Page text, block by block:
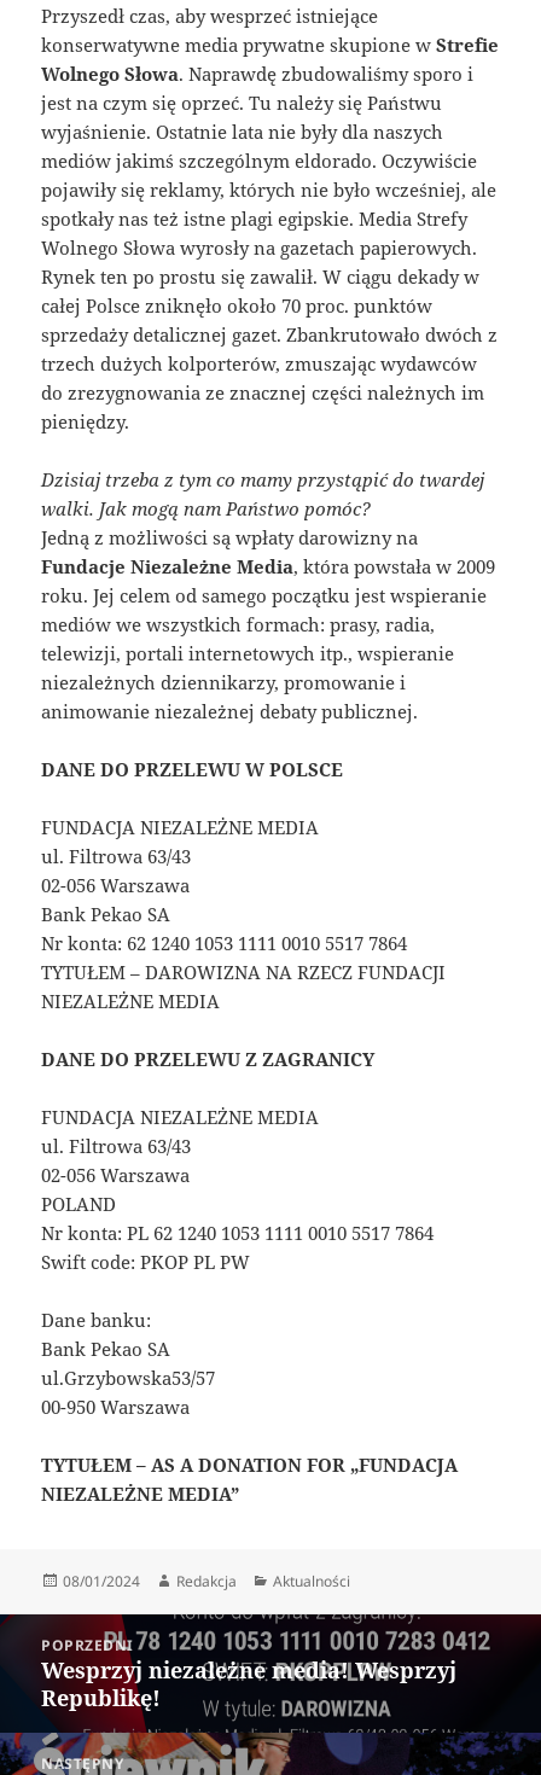
Przyszedł czas, aby wesprzeć istniejące
konserwatywne media prywatne skupione wStrefie
Wolnego Słowa. Naprawdę zbudowaliśmy sporo i
jest na czym się oprzeć. Tu należy się Państwu
wyjaśnienie. Ostatnie lata nie były dla naszych
mediów jakimś szczególnym eldorado. Oczywiście
pojawiły się reklamy, których nie było wcześniej, ale
spotkały nas też istne plagi egipskie. Media Strefy
Wolnego Słowa wyrosły na gazetach papierowych.
Rynek ten po prostu się zawalił. W ciągu dekady w
całej Polsce zniknęło około 70 proc. punktów
sprzedaży detalicznej gazet. Zbankrutowało dwóch z
trzech dużych kolporterów, zmuszając wydawców
do zrezygnowania ze znacznej części należnych im
pieniędzy.
Dzisiaj trzeba z tym co mamy przystąpić do twardej
walki. Jak mogą nam Państwo pomóc?
Jedną z możliwości są wpłaty darowizny na
Fundacje Niezależne Media, która powstała w 2009
roku. Jej celem od samego początku jest wspieranie
mediów we wszystkich formach: prasy, radia,
telewizji, portali internetowych itp., wspieranie
niezależnych dziennikarzy, promowanie i
animowanie niezależnej debaty publicznej.
DANE DO PRZELEWU W POLSCE
FUNDACJA NIEZALEŻNE MEDIA
ul. Filtrowa 63/43
02-056 Warszawa
Bank Pekao SA
Nr konta: 62 1240 1053 1111 0010 5517 7864
TYTUŁEM – DAROWIZNA NA RZECZ FUNDACJI
NIEZALEŻNE MEDIA
DANE DO PRZELEWU Z ZAGRANICY
FUNDACJA NIEZALEŻNE MEDIA
ul. Filtrowa 63/43
02-056 Warszawa
POLAND
Nr konta: PL 62 1240 1053 1111 0010 5517 7864
Swift code: PKOP PL PW
Dane banku:
Bank Pekao SA
ul.Grzybowska53/57
00-950 Warszawa
TYTUŁEM – AS A DONATION FOR „FUNDACJA
NIEZALEŻNE MEDIA”
Data
08/01/2024 Autor
Redakcja Kategorie
Aktualności
Nawigacja
wpisuPOPRZEDNI
Poprzedni
wpis:
Wesprzyj niezależne media! Wesprzyj
Republikę!
NASTĘPNY